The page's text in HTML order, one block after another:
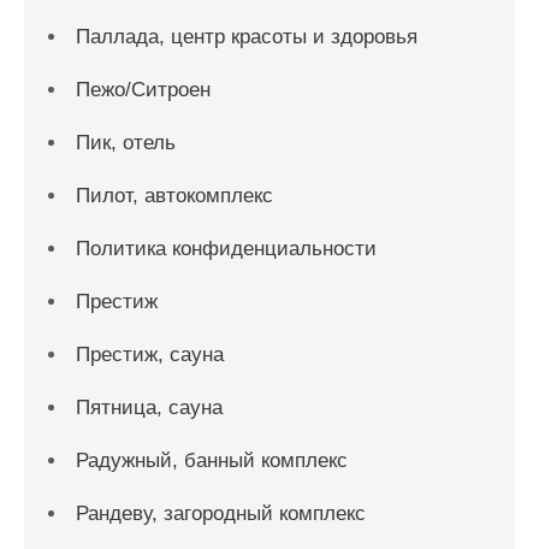
Паллада, центр красоты и здоровья
Пежо/Ситроен
Пик, отель
Пилот, автокомплекс
Политика конфиденциальности
Престиж
Престиж, сауна
Пятница, сауна
Радужный, банный комплекс
Рандеву, загородный комплекс